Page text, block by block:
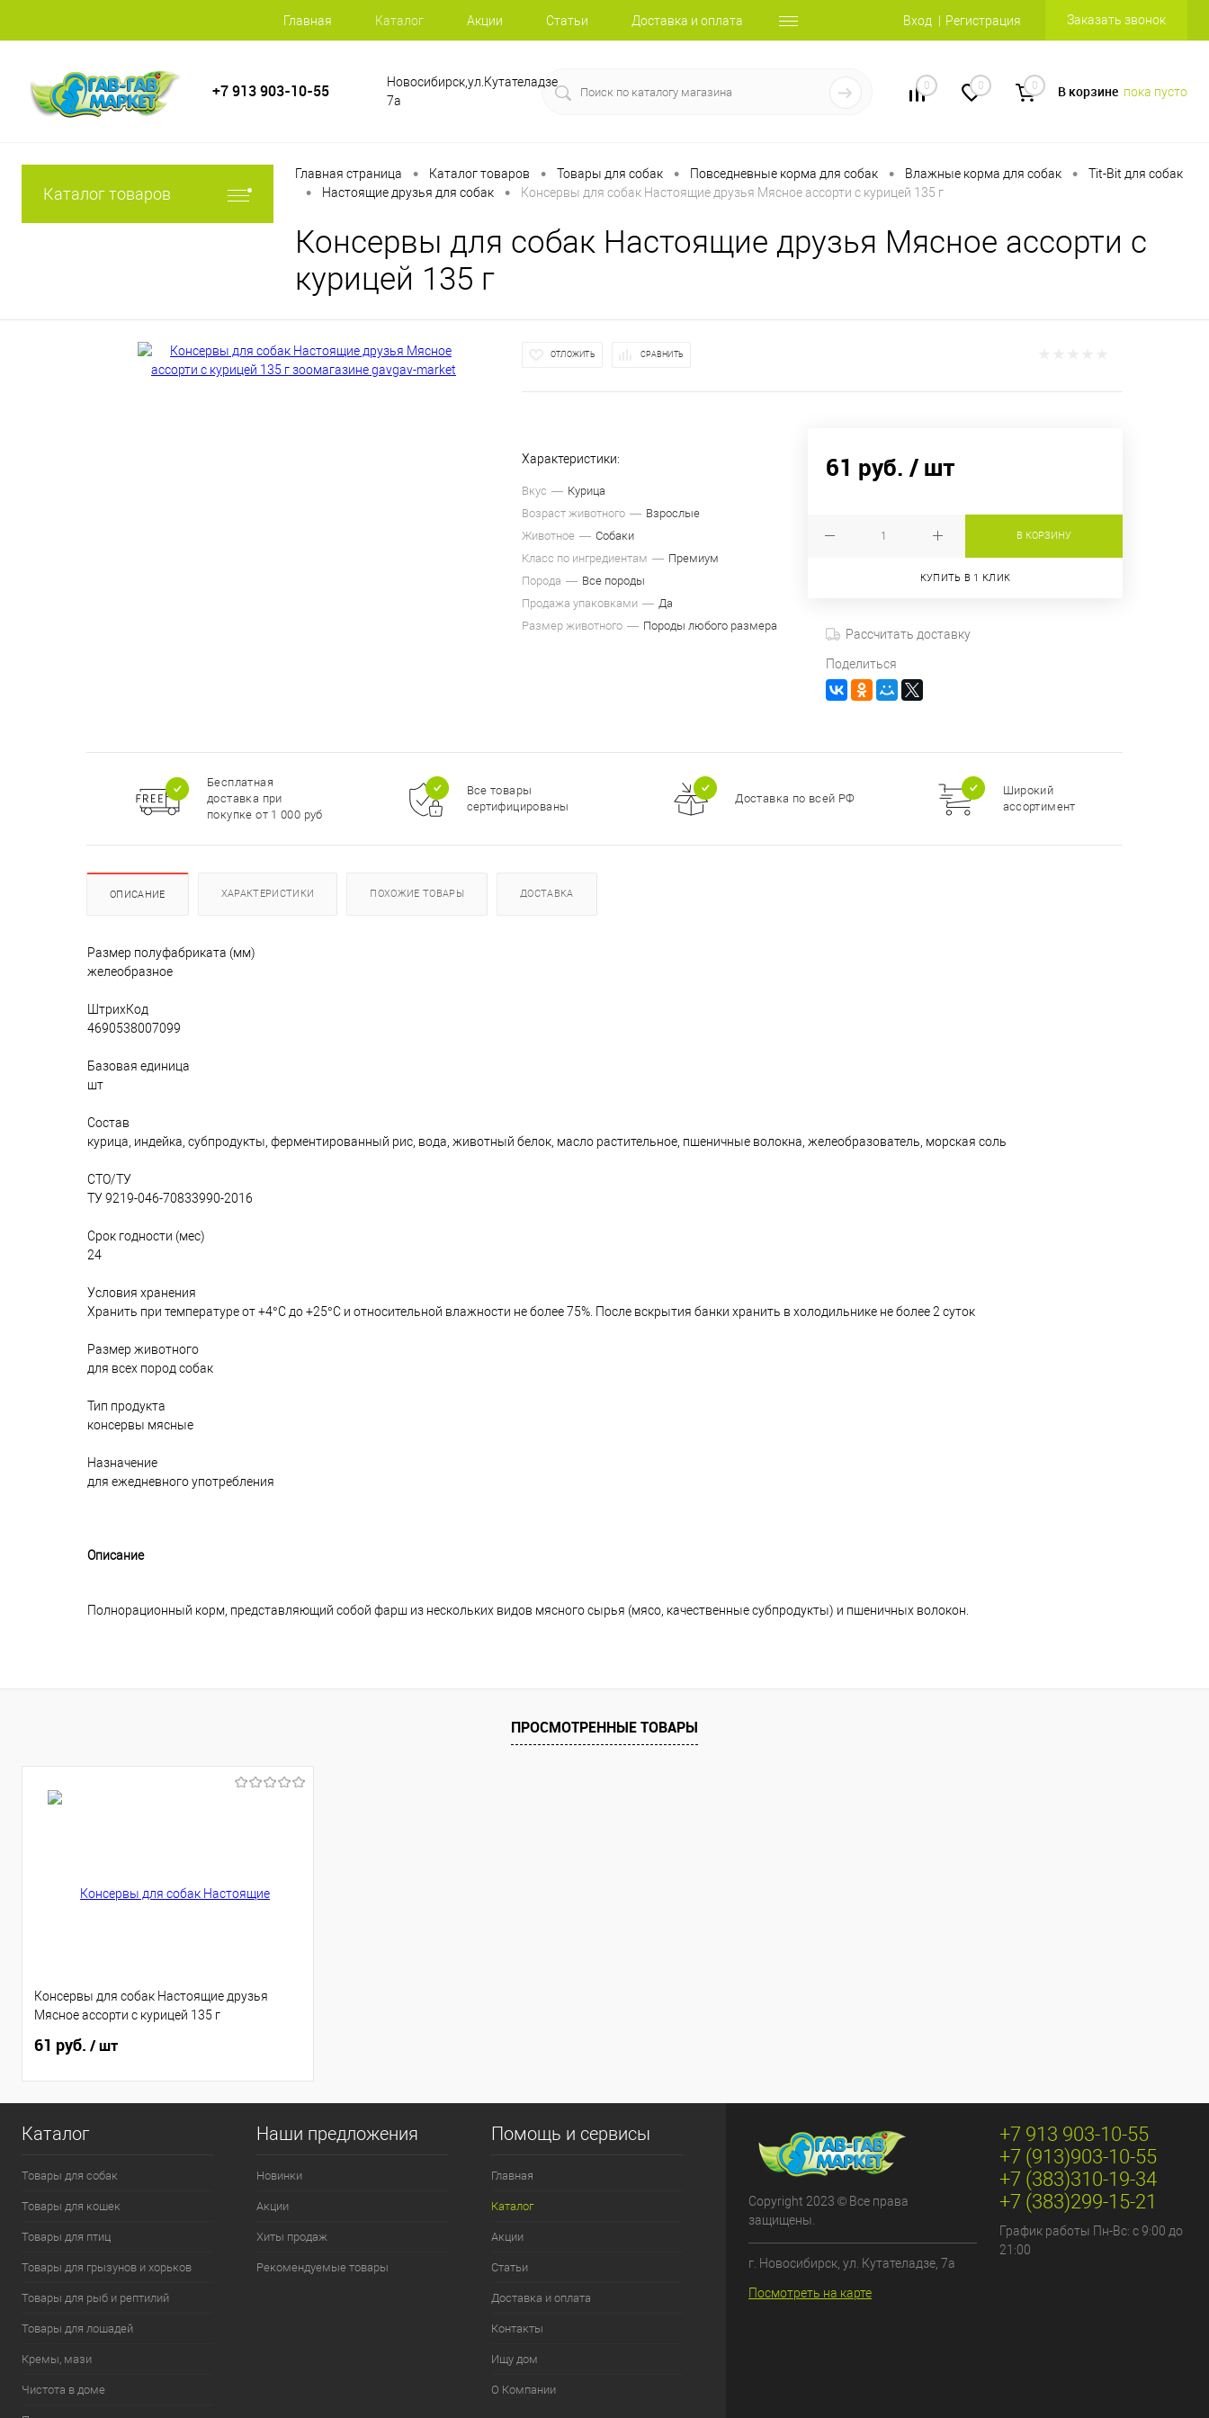
Главная Каталог Акции Статьи Доставка и оплата Вход Регистрация Заказать звонок
+7 913 903-10-55
Новосибирск,ул.Кутателадзе
7а
0 0 0 В корзине пока пусто
Каталог товаров
Главная страница • Каталог товаров • Товары для собак • Повседневные корма для собак • Влажные корма для собак • Tit-Bit для собак
• Настоящие друзья для собак • Консервы для собак Настоящие друзья Мясное ассорти с курицей 135 г
Консервы для собак Настоящие друзья Мясное ассорти с
курицей 135 г
ОТЛОЖИТЬ СРАВНИТЬ
Характеристики:
Вкус
Курица
Возраст животного
Взрослые
Животное
Собаки
Класс по ингредиентам
Премиум
Порода
Все породы
Продажа упаковками
Да
Размер животного
Породы любого размера
61 руб. / шт
В КОРЗИНУ
КУПИТЬ В 1 КЛИК
Рассчитать доставку
Поделиться
Бесплатная
доставка при
покупке от 1 000 руб
Все товары
сертифицированы
Доставка по всей РФ
Широкий
ассортимент
ОПИСАНИЕ ХАРАКТЕРИСТИКИ ПОХОЖИЕ ТОВАРЫ ДОСТАВКА
Размер полуфабриката (мм)
желеобразное
ШтрихКод
4690538007099
Базовая единица
шт
Состав
курица, индейка, субпродукты, ферментированный рис, вода, животный белок, масло растительное, пшеничные волокна, желеобразователь, морская соль
СТО/ТУ
ТУ 9219-046-70833990-2016
Срок годности (мес)
24
Условия хранения
Хранить при температуре от +4°С до +25°С и относительной влажности не более 75%. После вскрытия банки хранить в холодильнике не более 2 суток
Размер животного
для всех пород собак
Тип продукта
консервы мясные
Назначение
для ежедневного употребления
Описание
Полнорационный корм, представляющий собой фарш из нескольких видов мясного сырья (мясо, качественные субпродукты) и пшеничных волокон.
ПРОСМОТРЕННЫЕ ТОВАРЫ
Консервы для собак Настоящие друзья
Мясное ассорти с курицей 135 г
61 руб. / шт
Каталог
Товары для собак
Товары для кошек
Товары для птиц
Товары для грызунов и хорьков
Товары для рыб и рептилий
Товары для лошадей
Кремы, мази
Чистота в доме
Наши предложения
Новинки
Акции
Хиты продаж
Рекомендуемые товары
Помощь и сервисы
Главная
Каталог
Акции
Статьи
Доставка и оплата
Контакты
Ищу дом
О Компании
Copyright 2023 © Все права
защищены.
г. Новосибирск, ул. Кутателадзе, 7а
Посмотреть на карте
+7 913 903-10-55
+7 (913)903-10-55
+7 (383)310-19-34
+7 (383)299-15-21
График работы Пн-Вс: с 9:00 до
21:00